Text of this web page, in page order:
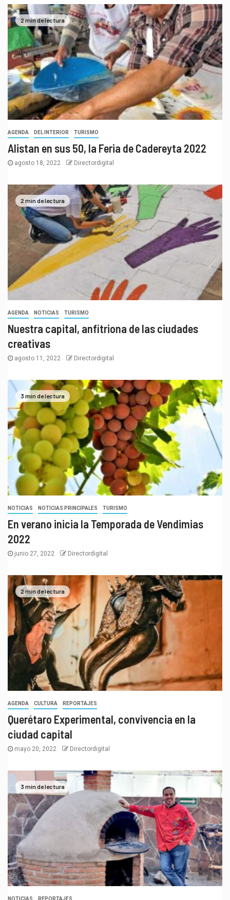
2 min de lectura
AGENDA DEL INTERIOR TURISMO
Alistan en sus 50, la Feria de Cadereyta 2022
agosto 18, 2022 Directordigital
2 min de lectura
AGENDA NOTICIAS TURISMO
Nuestra capital, anfitriona de las ciudades
creativas
agosto 11, 2022 Directordigital
3 min de lectura
NOTICIAS NOTICIAS PRINCIPALES TURISMO
En verano inicia la Temporada de Vendimias
2022
junio 27, 2022 Directordigital
2 min de lectura
AGENDA CULTURA REPORTAJES
Querétaro Experimental, convivencia en la
ciudad capital
mayo 20, 2022 Directordigital
3 min de lectura